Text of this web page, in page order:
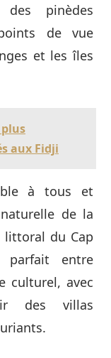
des pinèdes
de vue
et les îles
aux Fidji
à tous et
de la
littoral du Cap
parfait entre
culturel, avec
des villas